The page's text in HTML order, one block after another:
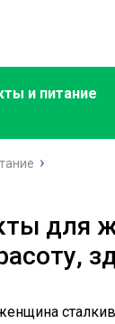
и питание
для